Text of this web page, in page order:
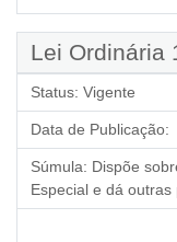
Lei Ordinária
Status: Vigente
Data de Publicação:
Súmula: Dispõe
Especial e dá outras